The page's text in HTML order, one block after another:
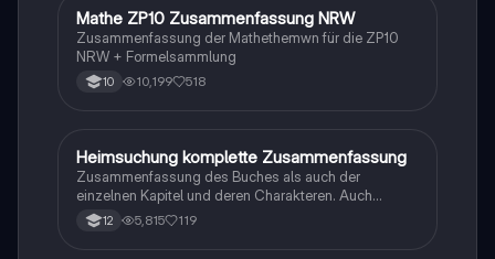
Mathe
Mathe ZP10 Zusammenfassung NRW
Zusammenfassung der Mathethemwn für die ZP10
NRW + Formelsammlung
10 10,199 518
Deutsch
Heimsuchung komplette Zusammenfassung
Zusammenfassung des Buches als auch der
einzelnen Kapitel und deren Charakteren. Auch
tabellarisch. Im Unterricht ohne KI erstellt
12 5,815 119